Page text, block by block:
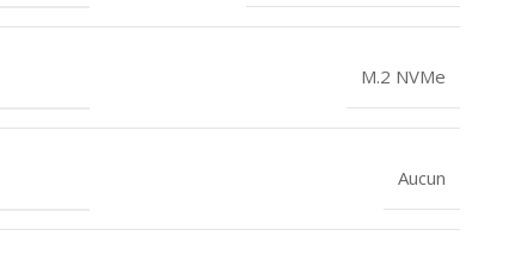
M.2 NVMe
Aucun